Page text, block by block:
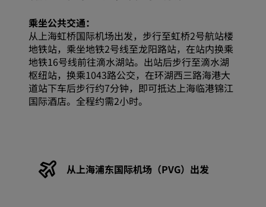
乘坐公共交通：
从上海虹桥国际机场出发，步行至虹桥2号航站楼
地铁站，乘坐地铁2号线至龙阳路站，在站内换乘
地铁16号线前往滴水湖站。出站后步行至滴水湖
枢纽站，换乘1043路公交，在环湖西三路海港大
道站下车后步行约7分钟，即可抵达上海临港锦江
国际酒店。全程约需2小时。
从上海浦东国际机场（PVG）出发